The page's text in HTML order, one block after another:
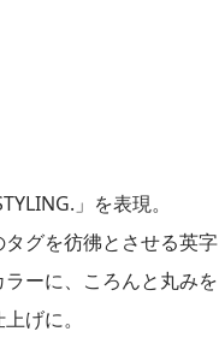
」を表現。
タグを彷彿とさせる英字
ーに、ころんと丸みを
げに。